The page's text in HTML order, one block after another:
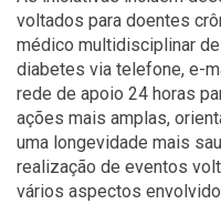
voltados para doentes
médico multidisciplinar
diabetes via telefone, e-
rede de apoio 24 horas
ações mais amplas,
uma longevidade mais
realização de eventos
vários aspectos